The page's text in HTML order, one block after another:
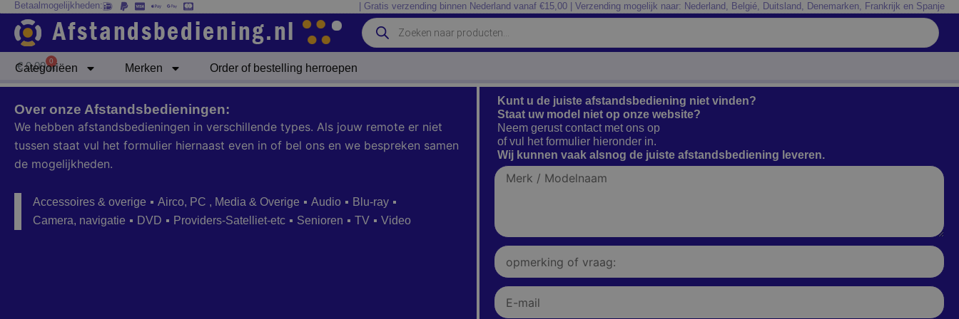
naar
inhoud
Betaalmogelijkheden: | Gratis verzending binnen Nederland vanaf €15,00 | Verzending mogelijk naar: Nederland, Belgié, Duitsland, Denemarken, Frankrijk en Spanje
Producten
zoeken
Categoriëen Merken Order of bestelling herroepen
€0,00 0
Winkelwagen
Over onze Afstandsbedieningen:
We hebben afstandsbedieningen in verschillende types. Als jouw remote er niet
tussen staat vul het formulier hiernaast even in of bel ons en we bespreken samen
de mogelijkheden.
Accessoires & overige Airco, PC , Media & Overige Audio
Blu-ray
Camera, navigatie
DVD Providers-Satelliet-etc Senioren TV Video
Kunt u de juiste afstandsbediening niet vinden?
Staat uw model niet op onze website?
Neem gerust contact met ons op
of vul het formulier hieronder in.
Wij kunnen vaak alsnog de juiste afstandsbediening leveren.
Merk
Opmerking
of
vraag:
E-
mail